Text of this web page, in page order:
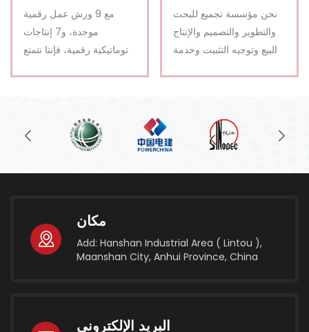
مع 9 ورش عمل رقمية
موحدة، و7 إنتاجات
أوتوماتيكية رقمية، فإننا نتمتع
نحن مؤسسة تجميع للبحث
والتطوير والتصميم والإنتاج
والبيع وتوجيه التثبيت وخدمة
مكان
Add: Hanshan Industrial Area ( Lintou ),
Maanshan City, Anhui Province, China
البريد الإلكتروني